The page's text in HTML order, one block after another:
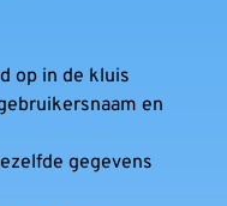
op in de kluis
en
gegevens